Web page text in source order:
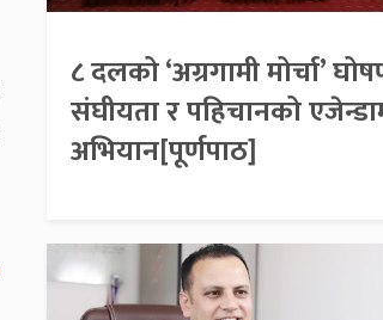
८ दलको ‘अग्रगामी मोर्चा’
संघीयता र पहिचानको
अभियान[पूर्णपाठ]